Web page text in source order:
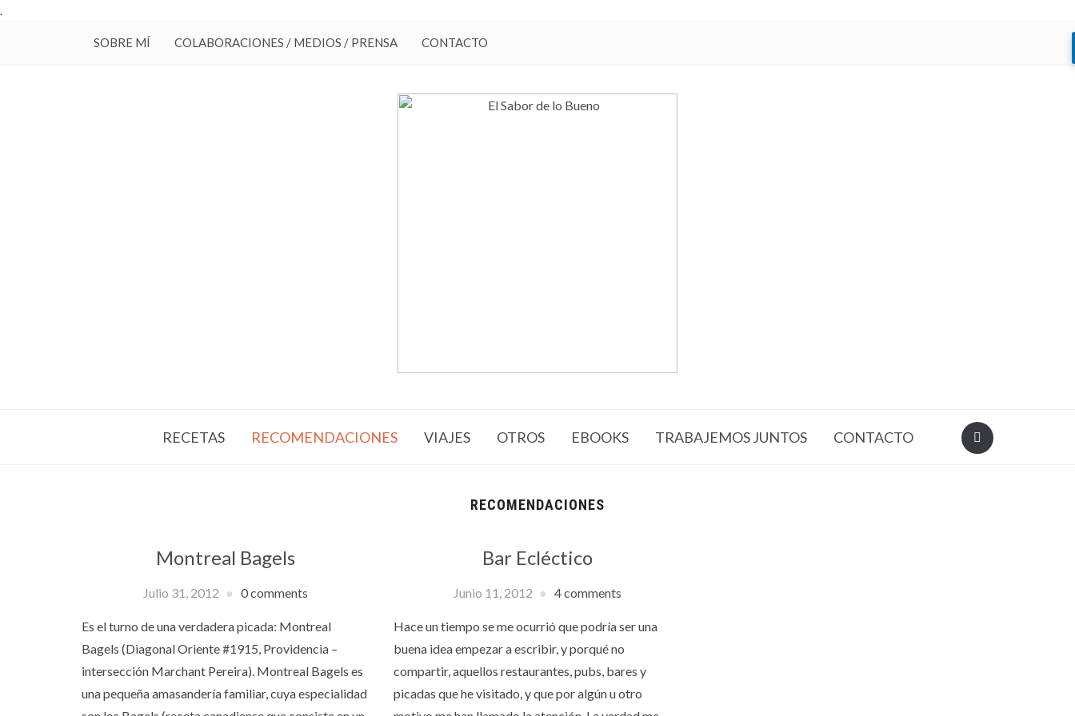
.
SOBRE MÍ COLABORACIONES / MEDIOS / PRENSA CONTACTO
RECETAS RECOMENDACIONES VIAJES OTROS EBOOKS TRABAJEMOS JUNTOS CONTACTO
RECOMENDACIONES
Montreal Bagels
Julio 31, 2012 0 comments
Es el turno de una verdadera picada: Montreal
Bagels (Diagonal Oriente #1915, Providencia –
intersección Marchant Pereira). Montreal Bagels es
una pequeña amasandería familiar, cuya especialidad
Bar Ecléctico
Junio 11, 2012 4 comments
Hace un tiempo se me ocurrió que podría ser una
buena idea empezar a escribir, y porqué no
compartir, aquellos restaurantes, pubs, bares y
picadas que he visitado, y que por algún u otro